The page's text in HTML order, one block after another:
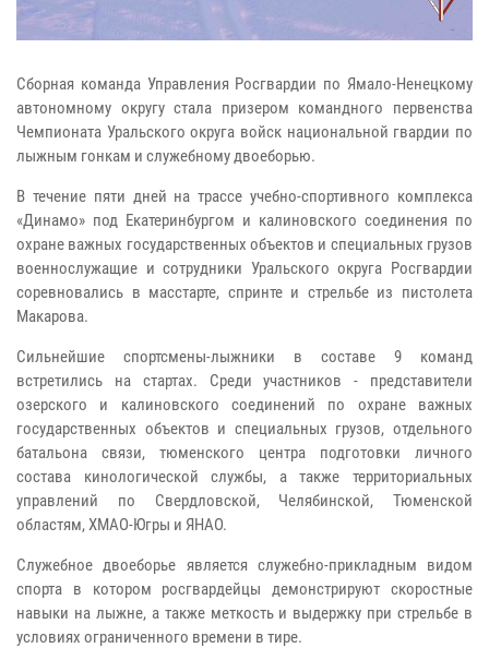
Сборная команда Управления Росгвардии по Ямало-Ненецкому
автономному округу стала призером командного первенства
Чемпионата Уральского округа войск национальной гвардии по
лыжным гонкам и служебному двоеборью.
В течение пяти дней на трассе учебно-спортивного комплекса
«Динамо» под Екатеринбургом и калиновского соединения по
охране важных государственных объектов и специальных грузов
военнослужащие и сотрудники Уральского округа Росгвардии
соревновались в масстарте, спринте и стрельбе из пистолета
Макарова.
Сильнейшие спортсмены-лыжники в составе 9 команд
встретились на стартах. Среди участников - представители
озерского и калиновского соединений по охране важных
государственных объектов и специальных грузов, отдельного
батальона связи, тюменского центра подготовки личного
состава кинологической службы, а также территориальных
управлений по Свердловской, Челябинской, Тюменской
областям, ХМАО-Югры и ЯНАО.
Служебное двоеборье является служебно-прикладным видом
спорта в котором росгвардейцы демонстрируют скоростные
навыки на лыжне, а также меткость и выдержку при стрельбе в
условиях ограниченного времени в тире.